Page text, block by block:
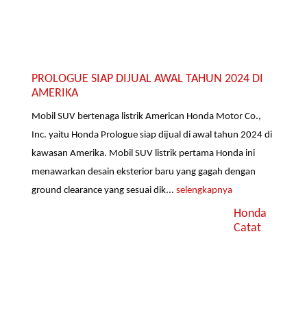
PROLOGUE SIAP DIJUAL AWAL TAHUN 2024 DI
AMERIKA
Mobil SUV bertenaga listrik American Honda Motor Co.,
Inc. yaitu Honda Prologue siap dijual di awal tahun 2024 di
kawasan Amerika. Mobil SUV listrik pertama Honda ini
menawarkan desain eksterior baru yang gagah dengan
ground clearance yang sesuai dik...selengkapnya
Honda
Catat